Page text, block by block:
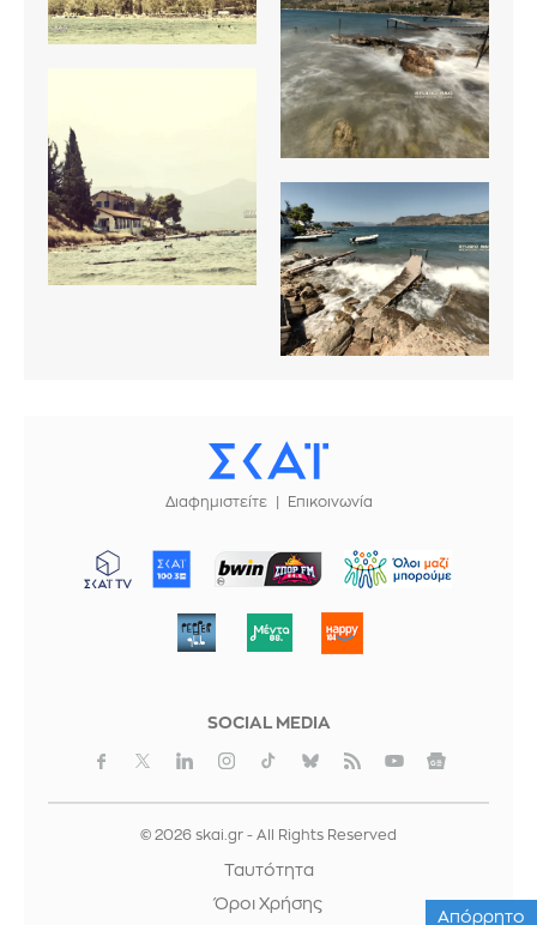
Διαφημιστείτε Επικοινωνία
ΜΠΟΡΟΥΜΕ
SOCIAL MEDIA
© 2026 skai.gr - All Rights Reserved
Ταυτότητα
Όροι Χρήσης
Απόρρητο